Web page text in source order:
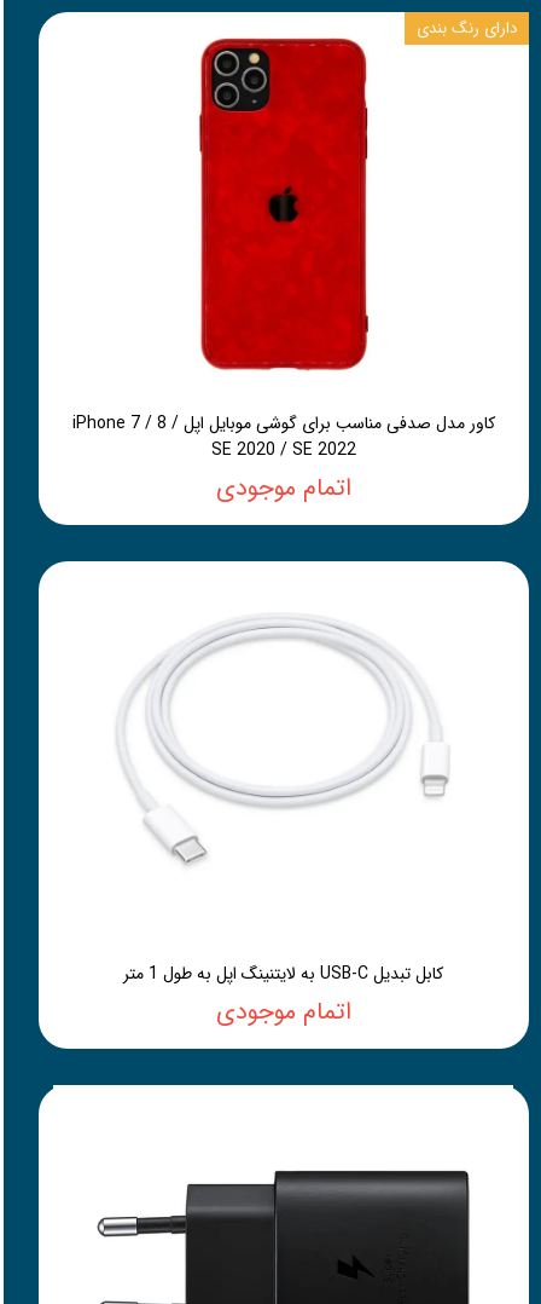
کاور مدل صدفی مناسب برای گوشی موبایل اپل iPhone 7 / 8 /
SE 2020 / SE 2022
اتمام موجودی
دارای رنگ بندی
کابل تبدیل USB-C به لایتنینگ اپل به طول 1 متر
اتمام موجودی